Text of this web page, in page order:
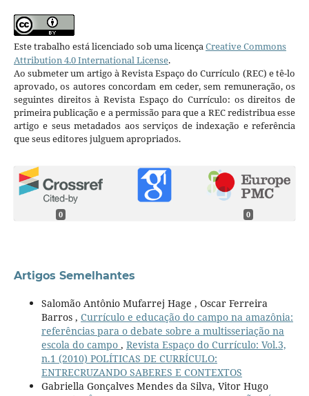
Este trabalho está licenciado sob uma licençaCreative Commons
Attribution 4.0 International License.
Ao submeter um artigo à Revista Espaço do Currículo (REC) e tê-lo
aprovado, os autores concordam em ceder, sem remuneração, os
seguintes direitos à Revista Espaço do Currículo: os direitos de
primeira publicação e a permissão para que a REC redistribua esse
artigo e seus metadados aos serviços de indexação e referência
que seus editores julguem apropriados.
0 0
Artigos Semelhantes
Salomão Antônio Mufarrej Hage , Oscar Ferreira
Barros , Currículo e educação do campo na amazônia:
referências para o debate sobre a multisseriação na
escola do campo , Revista Espaço do Currículo: Vol.3,
n.1 (2010) POLÍTICAS DE CURRÍCULO:
ENTRECRUZANDO SABERES E CONTEXTOS
Gabriella Gonçalves Mendes da Silva, Vitor Hugo